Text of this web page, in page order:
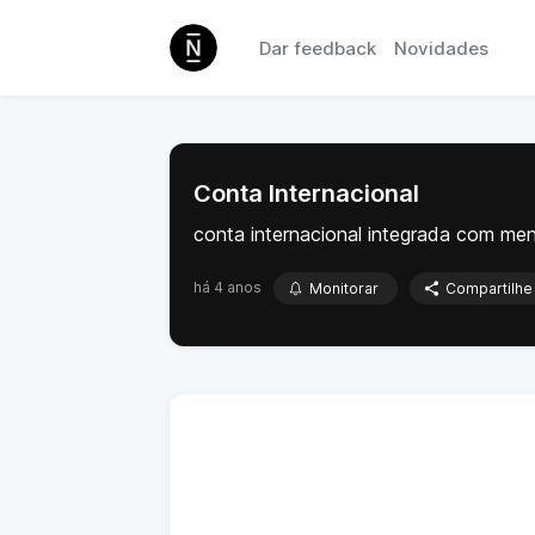
Dar feedback Novidades
Conta Internacional
conta internacional integrada com
há 4 anos Monitorar Compartilhe